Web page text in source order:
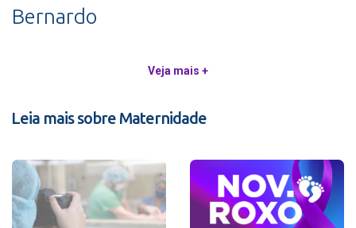
Bernardo
Veja mais +
Leia mais sobre Maternidade